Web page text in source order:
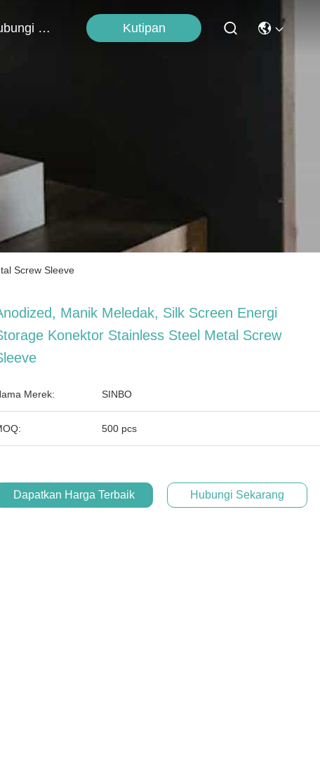
Hubungi Kami Kutipan
Screw Sleeve
Manik Meledak, Silk Screen Energi
Konektor Stainless Steel Metal Screw
Merek: SINBO
500 pcs
Dapatkan Harga Terbaik Hubungi Sekarang